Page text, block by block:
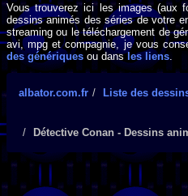
Vous trouverez ici les images (aux
dessins animés des séries de votre
streaming ou le téléchargement de
avi, mpg et compagnie, je vous
des génériques ou dansles liens.
albator.com.fr Liste des
Détective Conan - Dessins